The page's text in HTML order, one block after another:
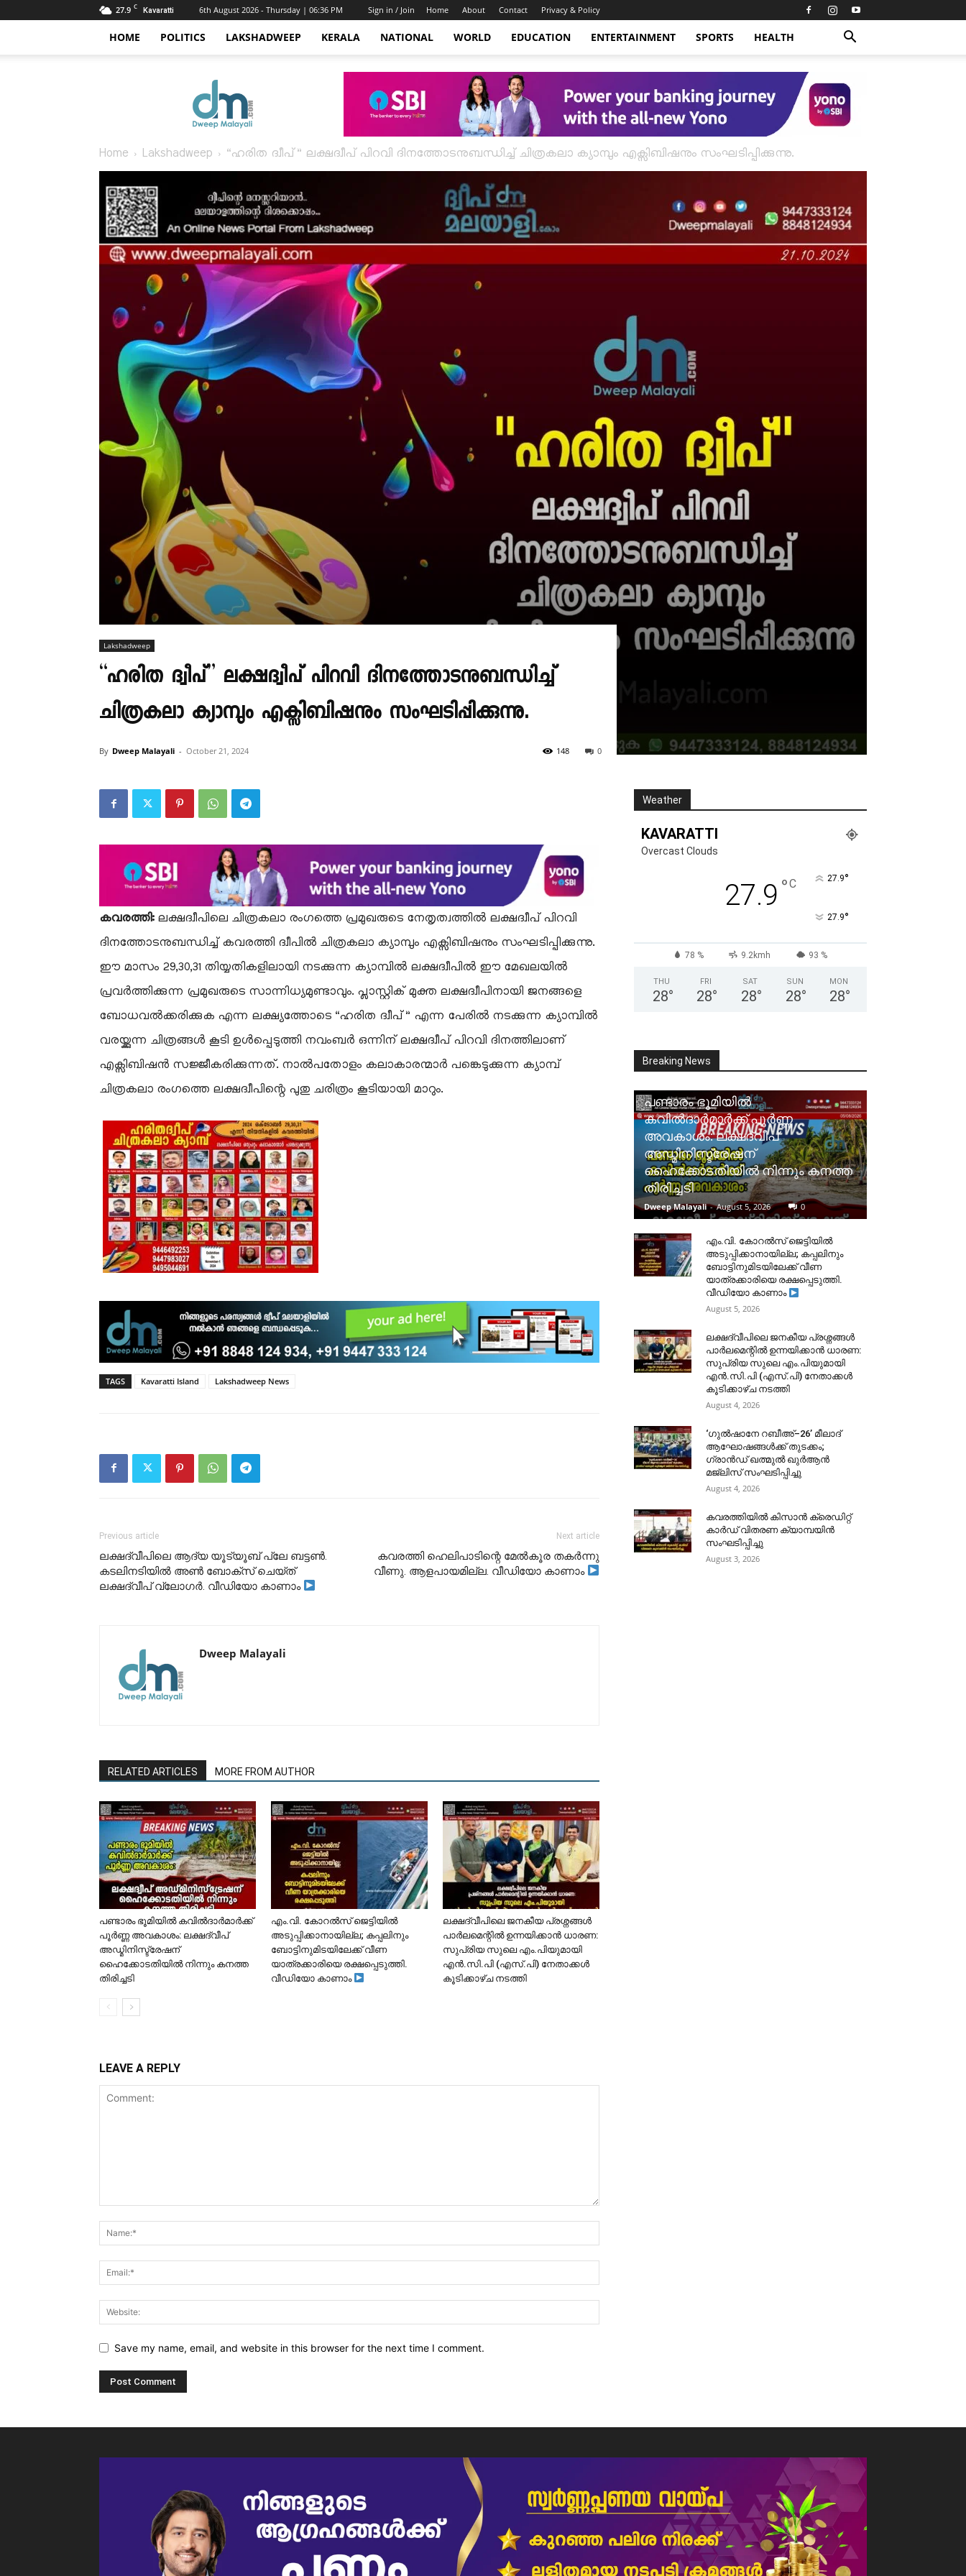
27.9 C Kavaratti 6th August 2026 - Thursday | 06:36 PM Sign in / Join Home About Contact Privacy & Policy
HOME POLITICS LAKSHADWEEP KERALA NATIONAL WORLD EDUCATION ENTERTAINMENT SPORTS HEALTH
Home Lakshadweep “ഹരിത ദ്വീപ്” ലക്ഷദ്വീപ് പിറവി ദിനത്തോടനുബന്ധിച്ച് ചിത്രകലാ ക്യാമ്പും എക്സിബിഷനും സംഘടിപ്പിക്കുന്നു.
Lakshadweep
“ഹരിത ദ്വീപ്” ലക്ഷദ്വീപ് പിറവി ദിനത്തോടനുബന്ധിച്ച്
ചിത്രകലാ ക്യാമ്പും എക്സിബിഷനും സംഘടിപ്പിക്കുന്നു.
By Dweep Malayali - October 21, 2024 0
148
കവരത്തി:ലക്ഷദ്വീപിലെ ചിത്രകലാ രംഗത്തെ പ്രമുഖരുടെ നേതൃത്വത്തിൽ ലക്ഷദ്വീപ് പിറവി
ദിനത്തോടനുബന്ധിച്ച് കവരത്തി ദ്വീപിൽ ചിത്രകലാ ക്യാമ്പും എക്സിബിഷനും സംഘടിപ്പിക്കുന്നു.
ഈ മാസം 29,30,31 തിയ്യതികളിലായി നടക്കുന്ന ക്യാമ്പിൽ ലക്ഷദ്വീപിൽ ഈ മേഖലയിൽ
പ്രവർത്തിക്കുന്ന പ്രമുഖരുടെ സാന്നിധ്യമുണ്ടാവും. പ്ലാസ്റ്റിക് മുക്ത ലക്ഷദ്വീപിനായി ജനങ്ങളെ
ബോധവൽക്കരിക്കുക എന്ന ലക്ഷ്യത്തോടെ “ഹരിത ദ്വീപ്” എന്ന പേരിൽ നടക്കുന്ന ക്യാമ്പിൽ
വരയ്ക്കുന്ന ചിത്രങ്ങൾ കൂടി ഉൾപ്പെടുത്തി നവംബർ ഒന്നിന് ലക്ഷദ്വീപ് പിറവി ദിനത്തിലാണ്
എക്സിബിഷൻ സജ്ജീകരിക്കുന്നത്. നാൽപതോളം കലാകാരന്മാർ പങ്കെടുക്കുന്ന ക്യാമ്പ്
ചിത്രകലാ രംഗത്തെ ലക്ഷദ്വീപിന്റെ പുതു ചരിത്രം കൂടിയായി മാറും.
TAGS Kavaratti Island Lakshadweep News
Previous article
ലക്ഷദ്വീപിലെ ആദ്യ യൂട്യൂബ് പ്ലേ ബട്ടൺ.
കടലിനടിയിൽ അൺ ബോക്സ് ചെയ്ത്
ലക്ഷദ്വീപ് വ്ലോഗർ. വീഡിയോ കാണാം
Next article
കവരത്തി ഹെലിപാടിന്റെ മേൽകൂര തകർന്നു
വീണു. ആളപായമില്ല. വീഡിയോ കാണാം
Dweep Malayali
RELATED ARTICLES MORE FROM AUTHOR
പണ്ടാരം ഭൂമിയിൽ കവിൽദാർമാർക്ക്
പൂർണ്ണ അവകാശം: ലക്ഷദ്വീപ്
അഡ്മിനിസ്ട്രേഷന്
ഹൈക്കോടതിയിൽ നിന്നും കനത്ത
തിരിച്ചടി
​എം.വി. കോറൽസ് ജെട്ടിയിൽ
അടുപ്പിക്കാനായില്ല; കപ്പലിനും
ബോട്ടിനുമിടയിലേക്ക് വീണ
യാത്രക്കാരിയെ രക്ഷപ്പെടുത്തി.
വീഡിയോ കാണാം
ലക്ഷദ്വീപിലെ ജനകീയ പ്രശ്നങ്ങൾ
പാർലമെന്റിൽ ഉന്നയിക്കാൻ ധാരണ:
സുപ്രിയ സുലെ എം.പിയുമായി
എൻ.സി.പി (എസ്.പി) നേതാക്കൾ
കൂടിക്കാഴ്ച നടത്തി
LEAVE A REPLY
Save my name, email, and website in this browser for the next time I comment.
Weather
KAVARATTI
Overcast Clouds
27.9 °C 27.9°
27.9°
78 % 9.2kmh 93 %
THU
28°
FRI
28°
SAT
28°
SUN
28°
MON
28°
Breaking News
പണ്ടാരം ഭൂമിയിൽ
കവിൽദാർമാർക്ക് പൂർണ്ണ
അവകാശം: ലക്ഷദ്വീപ്
അഡ്മിനിസ്ട്രേഷന്
ഹൈക്കോടതിയിൽ നിന്നും കനത്ത
തിരിച്ചടി
Dweep Malayali - August 5, 2026 0
​എം.വി. കോറൽസ് ജെട്ടിയിൽ
അടുപ്പിക്കാനായില്ല; കപ്പലിനും
ബോട്ടിനുമിടയിലേക്ക് വീണ
യാത്രക്കാരിയെ രക്ഷപ്പെടുത്തി.
വീഡിയോ കാണാം
August 5, 2026
ലക്ഷദ്വീപിലെ ജനകീയ പ്രശ്നങ്ങൾ
പാർലമെന്റിൽ ഉന്നയിക്കാൻ ധാരണ:
സുപ്രിയ സുലെ എം.പിയുമായി
എൻ.സി.പി (എസ്.പി) നേതാക്കൾ
കൂടിക്കാഴ്ച നടത്തി
August 4, 2026
‘ഗുൽഷാനേ റബീഅ്–26’ മീലാദ്
ആഘോഷങ്ങൾക്ക് തുടക്കം;
ഗ്രാൻഡ് ഖത്മുൽ ഖുർആൻ
മജ്‌ലിസ് സംഘടിപ്പിച്ചു
August 4, 2026
കവരത്തിയിൽ കിസാൻ ക്രെഡിറ്റ്
കാർഡ് വിതരണ ക്യാമ്പയിൻ
സംഘടിപ്പിച്ചു
August 3, 2026